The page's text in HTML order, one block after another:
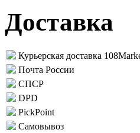
Доставка
Курьерская доставка
Почта России
СПСР
DPD
PickPoint
Самовывоз